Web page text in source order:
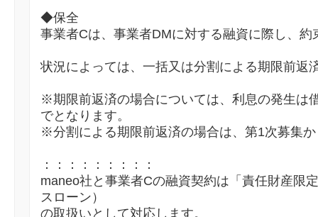
◆保全
事業者Cは、事業者DMに対する融資に際し、約
状況によっては、一括又は分割による期限前返
※期限前返済の場合については、利息の発生は
でとなります。
※分割による期限前返済の場合は、第1次募集
：：：：：：：：：
maneo社と事業者Cの融資契約は「責任財産限
スローン）
の取扱いとして対応します。